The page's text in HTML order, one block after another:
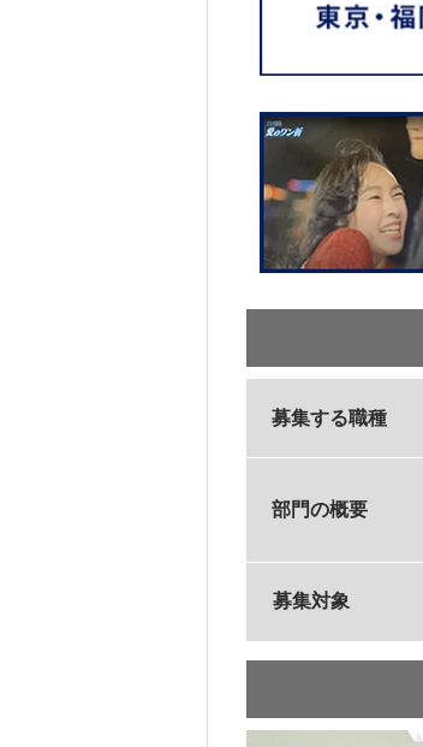
募集する職種
部門の概要
募集対象